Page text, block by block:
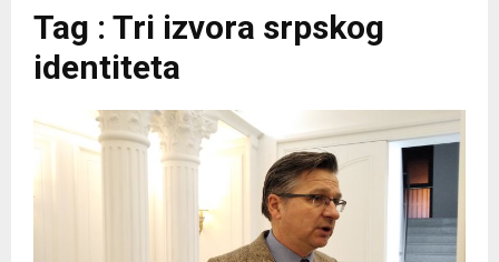
Tag : Tri izvora srpskog
identiteta